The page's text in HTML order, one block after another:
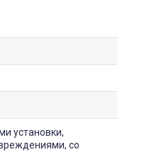
установки,
со